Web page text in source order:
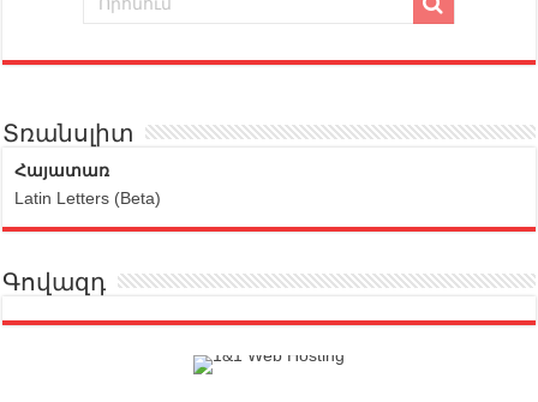
Տռանսլիտ
Հայատառ
Latin Letters (Beta)
Գովազդ